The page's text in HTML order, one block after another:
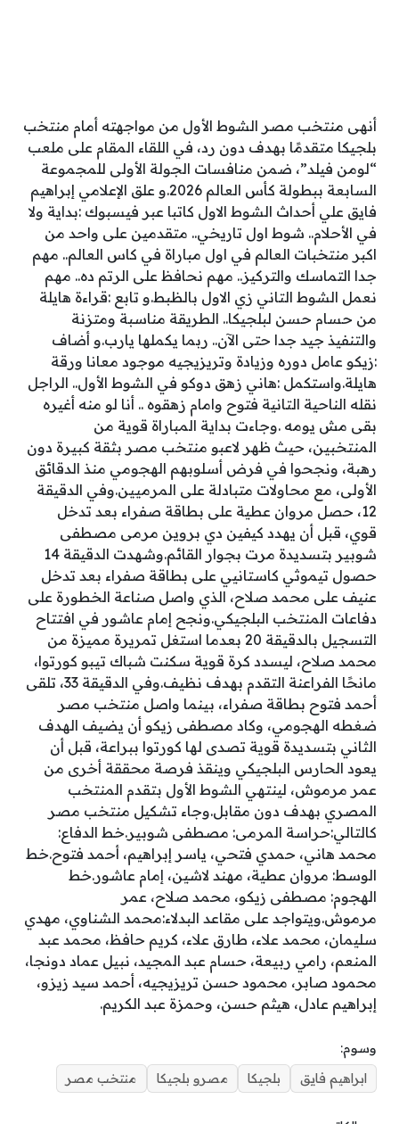
أنهى منتخب مصر الشوط الأول من مواجهته أمام منتخب
بلجيكا متقدمًا بهدف دون رد، في اللقاء المقام على ملعب
“لومن فيلد”، ضمن منافسات الجولة الأولى للمجموعة
السابعة ببطولة كأس العالم 2026.و علق الإعلامي إبراهيم
فايق علي أحداث الشوط الاول كاتبا عبر فيسبوك :‏بداية ولا
في الأحلام.. شوط اول تاريخي.. متقدمين على واحد من
اكبر منتخبات العالم في اول مباراة في كاس العالم.. مهم
جدا التماسك والتركيز.. مهم نحافظ على الرتم ده.. مهم
نعمل الشوط التاني زي الاول بالظبط.و تابع :‏قراءة هايلة
من حسام حسن لبلجيكا.. الطريقة مناسبة ومتزنة
والتنفيذ جيد جدا حتى الآن.. ربما يكملها يارب.و أضاف
:‏زيكو عامل دوره وزيادة وتريزيجيه موجود معانا ورقة
هايلة.واستكمل :‏هاني زهق دوكو في الشوط الأول.. الراجل
نقله الناحية التانية فتوح وامام زهقوه .. أنا لو منه أغيره
بقى مش يومه .وجاءت بداية المباراة قوية من
المنتخبين، حيث ظهر لاعبو منتخب مصر بثقة كبيرة دون
رهبة، ونجحوا في فرض أسلوبهم الهجومي منذ الدقائق
الأولى، مع محاولات متبادلة على المرميين.وفي الدقيقة
12، حصل مروان عطية على بطاقة صفراء بعد تدخل
قوي، قبل أن يهدد كيفين دي بروين مرمى مصطفى
شوبير بتسديدة مرت بجوار القائم.وشهدت الدقيقة 14
حصول تيموثي كاستانيي على بطاقة صفراء بعد تدخل
عنيف على محمد صلاح، الذي واصل صناعة الخطورة على
دفاعات المنتخب البلجيكي.ونجح إمام عاشور في افتتاح
التسجيل بالدقيقة 20 بعدما استغل تمريرة مميزة من
محمد صلاح، ليسدد كرة قوية سكنت شباك تيبو كورتوا،
مانحًا الفراعنة التقدم بهدف نظيف.وفي الدقيقة 33، تلقى
أحمد فتوح بطاقة صفراء، بينما واصل منتخب مصر
ضغطه الهجومي، وكاد مصطفى زيكو أن يضيف الهدف
الثاني بتسديدة قوية تصدى لها كورتوا ببراعة، قبل أن
يعود الحارس البلجيكي وينقذ فرصة محققة أخرى من
عمر مرموش، لينتهي الشوط الأول بتقدم المنتخب
المصري بهدف دون مقابل.وجاء تشكيل منتخب مصر
كالتالي:حراسة المرمى: مصطفى شوبير.خط الدفاع:
محمد هاني، حمدي فتحي، ياسر إبراهيم، أحمد فتوح.خط
الوسط: مروان عطية، مهند لاشين، إمام عاشور.خط
الهجوم: مصطفى زيكو، محمد صلاح، عمر
مرموش.ويتواجد على مقاعد البدلاء:محمد الشناوي، مهدي
سليمان، محمد علاء، طارق علاء، كريم حافظ، محمد عبد
المنعم، رامي ربيعة، حسام عبد المجيد، نبيل عماد دونجا،
محمود صابر، محمود حسن تريزيجيه، أحمد سيد زيزو،
إبراهيم عادل، هيثم حسن، وحمزة عبد الكريم.
وسوم:
ابراهيم فايق
بلجيكا مصرو بلجيكا منتخب مصر